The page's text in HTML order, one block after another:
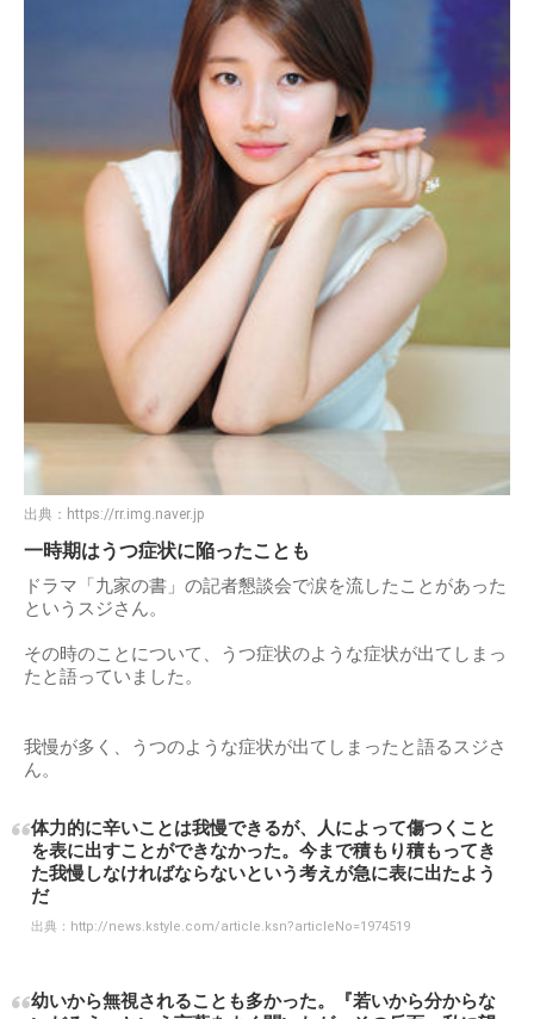
出典： https://rr.img.naver.jp
一時期はうつ症状に陥ったことも
ドラマ「九家の書」の記者懇談会で涙を流したことがあった
というスジさん。
その時のことについて、うつ症状のような症状が出てしまっ
たと語っていました。
我慢が多く、うつのような症状が出てしまったと語るスジさ
ん。
体力的に辛いことは我慢できるが、人によって傷つくこと
を表に出すことができなかった。今まで積もり積もってき
た我慢しなければならないという考えが急に表に出たよう
だ
出典： http://news.kstyle.com/article.ksn?articleNo=1974519
幼いから無視されることも多かった。『若いから分からな